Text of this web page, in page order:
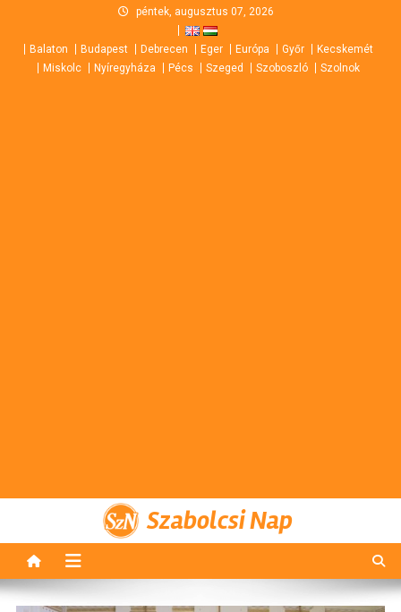
content
péntek, augusztus 07, 2026
Balaton Budapest Debrecen Eger Európa Győr
Kecskemét
Miskolc
Nyíregyháza Pécs Szeged Szoboszló Szolnok
Szabolcsi Nap